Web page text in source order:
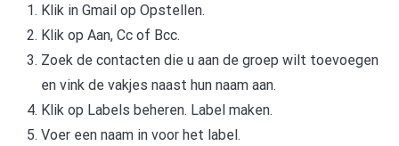
Klik in Gmail op Opstellen.
Klik op Aan, Cc of Bcc.
Zoek de contacten die u aan de groep wilt toevoegen
en vink de vakjes naast hun naam aan.
Klik op Labels beheren. Label maken.
Voer een naam in voor het label.